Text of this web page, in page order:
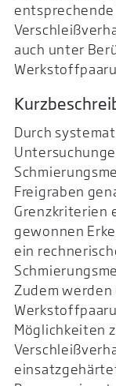
auch unter
Durch
Freigraben
Grenzkriterien
gewonnen
ein
Zudem
Möglichkeiten